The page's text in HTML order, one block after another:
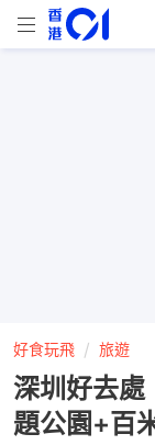
好食玩飛 旅遊
深圳好去處
題公園+百